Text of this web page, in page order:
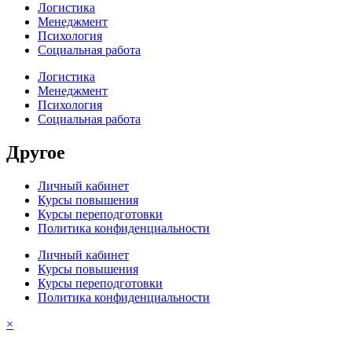
Логистика
Менеджмент
Психология
Социальная работа
Логистика
Менеджмент
Психология
Социальная работа
Другое
Личный кабинет
Курсы повышения
Курсы переподготовки
Политика конфиденциальности
Личный кабинет
Курсы повышения
Курсы переподготовки
Политика конфиденциальности
×